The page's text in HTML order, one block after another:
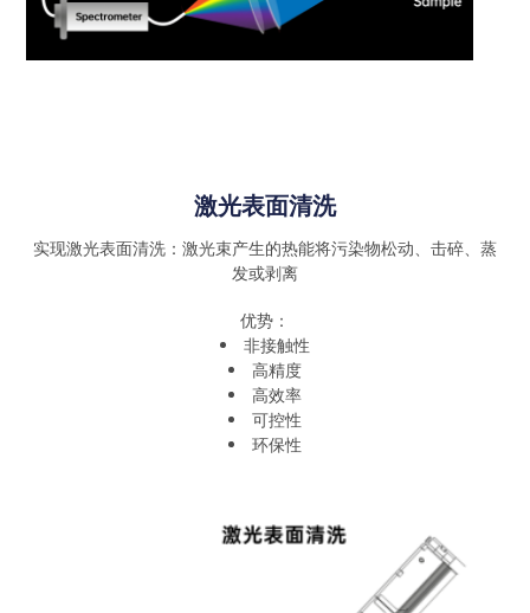
激光表面清洗
实现激光表面清洗：激光束产生的热能将污染物松动、击碎、蒸
发或剥离
优势：
非接触性
高精度
高效率
可控性
环保性